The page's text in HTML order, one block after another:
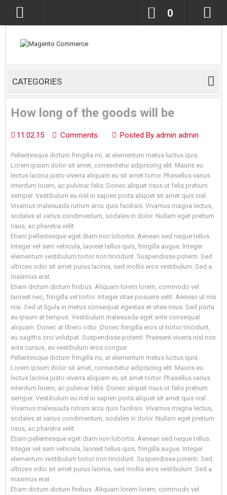
0
CATEGORIES
How long of the goods will be
11.02.15 Comments Posted By admin admin
Pellentesque dictum fringilla mi, at elementum metus luctus quis.
Lorem ipsum dolor sit amet, consectetur adipiscing elit. Mauris eu
lectus lacinia justo viverra aliquam eu sit amet tortor. Phasellus varius
interdum lorem, ac pulvinar felis. Donec aliquet risus ut felis pretium
semper. Vestibulum eu nisl in sapien porta aliquet sit amet quis nisl.
Vivamus malesuada rutrum arcu quis facilisis. Vivamus magna lectus,
sodales at varius condimentum, sodales in dolor. Nullam eget pretium
risus, ac pharetra velit.
Etiam pellentesque eget diam non lobortis. Aenean sed neque tellus.
Integer vel sem vehicula, laoreet tellus quis, fringilla augue. Integer
elementum vestibulum tortor non tincidunt. Suspendisse potenti. Sed
ultrices odio sit amet purus lacinia, sed mollis eros vestibulum. Sed a
maximus erat.
Etiam dictum dictum finibus. Aliquam lorem lorem, commodo vel
laoreet nec, fringilla vel tortor. Integer vitae posuere velit. Aenean ut nisi
nisi. Sed ut ligula in metus consequat egestas et vitae risus. Sed porta
eu ipsum at tempus. Vestibulum malesuada eget ante consequat
aliquam. Donec at libero odio. Donec fringilla eros ut tortor tincidunt,
eu sagittis orci volutpat. Suspendisse potenti. Praesent viverra nisl non
ante cursus, eu vestibulum eros congue.
Pellentesque dictum fringilla mi, at elementum metus luctus quis.
Lorem ipsum dolor sit amet, consectetur adipiscing elit. Mauris eu
lectus lacinia justo viverra aliquam eu sit amet tortor. Phasellus varius
interdum lorem, ac pulvinar felis. Donec aliquet risus ut felis pretium
semper. Vestibulum eu nisl in sapien porta aliquet sit amet quis nisl.
Vivamus malesuada rutrum arcu quis facilisis. Vivamus magna lectus,
sodales at varius condimentum, sodales in dolor. Nullam eget pretium
risus, ac pharetra velit.
Etiam pellentesque eget diam non lobortis. Aenean sed neque tellus.
Integer vel sem vehicula, laoreet tellus quis, fringilla augue. Integer
elementum vestibulum tortor non tincidunt. Suspendisse potenti. Sed
ultrices odio sit amet purus lacinia, sed mollis eros vestibulum. Sed a
maximus erat.
Etiam dictum dictum finibus. Aliquam lorem lorem, commodo vel